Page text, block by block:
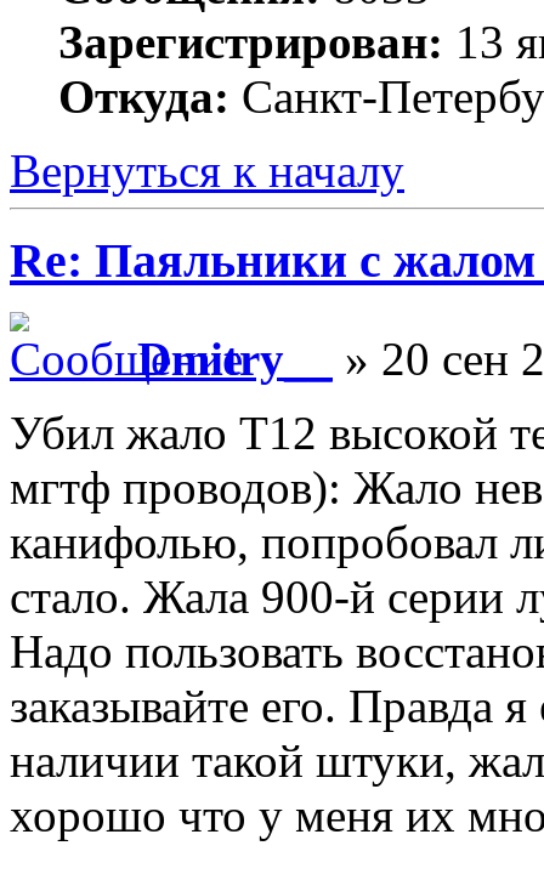
Зарегистрирован: 13
Откуда: Санкт-
Вернуться к началу
Re: Паяльники с жалом
Dmitry__
» 20 сен
Убил жало T12 высокой
мгтф проводов): Жало
канифолью, попробовал
стало. Жала 900-й серии
Надо пользовать
заказывайте его. Правда
наличии такой штуки,
хорошо что у меня их